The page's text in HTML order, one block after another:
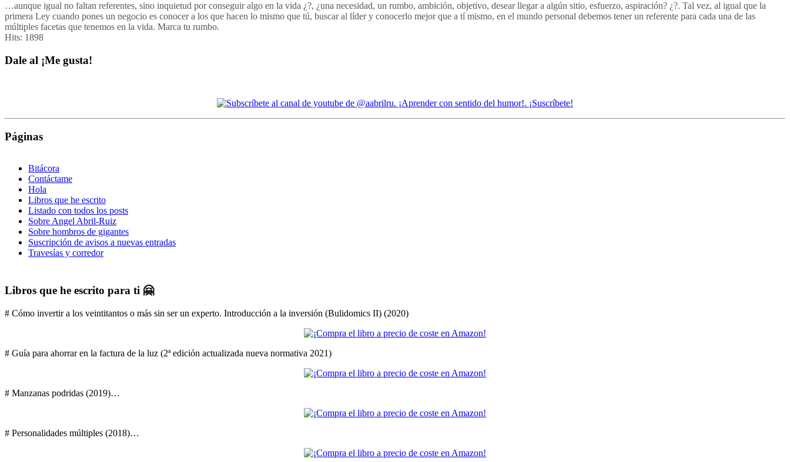
…aunque igual no faltan referentes, sino inquietud por conseguir algo en la vida ¿?, ¿una necesidad, un rumbo, ambición, objetivo, desear llegar a algún sitio, esfuerzo, aspiración? ¿?. Tal vez, al igual que la
primera Ley cuando pones un negocio es conocer a los que hacen lo mismo que tú, buscar al líder y conocerlo mejor que a tí mismo, en el mundo personal debemos tener un referente para cada una de las
múltiples facetas que tenemos en la vida. Marca tu rumbo.
Hits: 1898
Dale al ¡Me gusta!
Páginas
Bitácora
Contáctame
Hola
Libros que he escrito
Listado con todos los posts
Sobre Angel Abril-Ruiz
Sobre hombros de gigantes
Suscripción de avisos a nuevas entradas
Travesías y corredor
Libros que he escrito para ti 🤗
# Cómo invertir a los veintitantos o más sin ser un experto. Introducción a la inversión (Bulidomics II) (2020)
# Guía para ahorrar en la factura de la luz (2ª edición actualizada nueva normativa 2021)
# Manzanas podridas (2019)…
# Personalidades múltiples (2018)…